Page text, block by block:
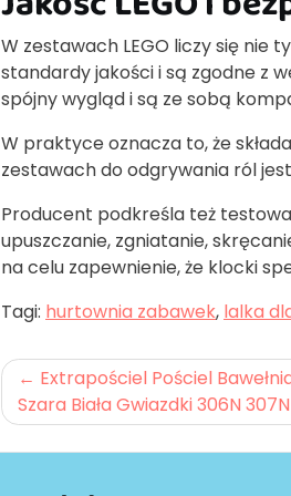
W zestawach LEGO liczy się nie
standardy jakości i są zgodne z
spójny wygląd i są ze sobą
W praktyce oznacza to, że
zestawach do odgrywania ról
Producent podkreśla też
upuszczanie, zgniatanie,
na celu zapewnienie, że klocki
Tagi: hurtownia zabawek, lalka
Nawigacja
wpisu
Extrapościel Pościel
Szara Biała Gwiazdki 306N 307N